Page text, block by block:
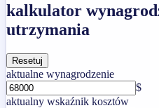
kalkulator
utrzymania
Resetuj
aktualne wynagrodzenie
$
aktualny wskaźnik kosztów